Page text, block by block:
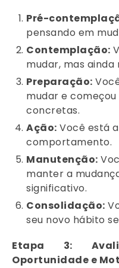
Pré-
pensando em
Contemplação:
mudar, mas
Preparação:
mudar e
concretas.
Ação: Você está
comportamento.
Manutenção:
manter a
significativo.
Consolidação:
seu novo hábito
Etapa 3:
Oportunidade e